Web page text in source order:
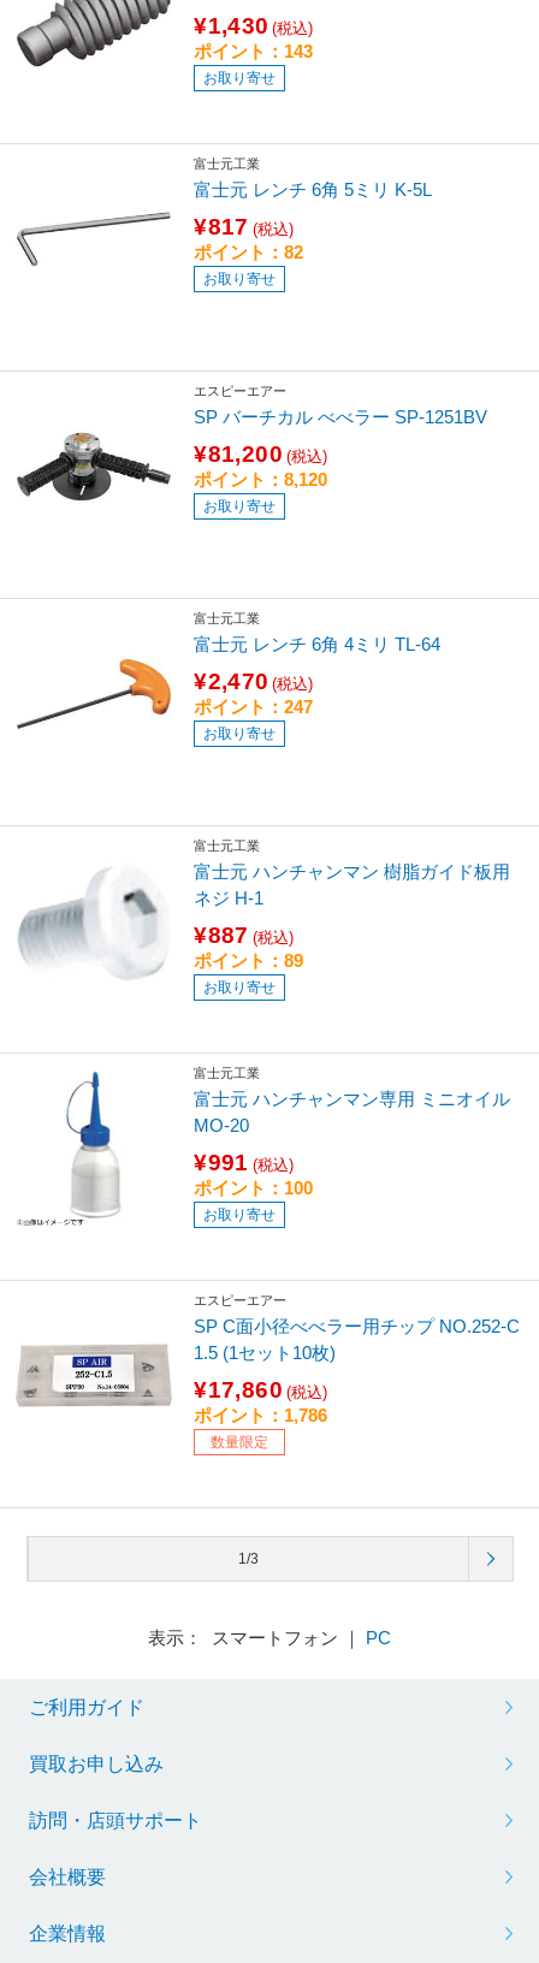
¥1,430 (税込)
ポイント：143
お取り寄せ
富士元工業
富士元 レンチ 6角 5ミリ K-5L
¥817 (税込)
ポイント：82
お取り寄せ
エスピーエアー
SP バーチカル べべラー SP-1251BV
¥81,200 (税込)
ポイント：8,120
お取り寄せ
富士元工業
富士元 レンチ 6角 4ミリ TL-64
¥2,470 (税込)
ポイント：247
お取り寄せ
富士元工業
富士元 ハンチャンマン 樹脂ガイド板用
ネジ H-1
¥887 (税込)
ポイント：89
お取り寄せ
富士元工業
富士元 ハンチャンマン専用 ミニオイル
MO-20
¥991 (税込)
ポイント：100
お取り寄せ
エスピーエアー
SP C面小径べべラー用チップ NO.252-C
1.5 (1セット10枚)
¥17,860 (税込)
ポイント：1,786
数量限定
1/3
表示： スマートフォン ｜ PC
ご利用ガイド
買取お申し込み
訪問・店頭サポート
会社概要
企業情報